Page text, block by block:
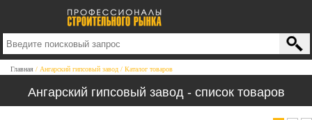
Главная Ангарский гипсовый завод Каталог товаров
Ангарский гипсовый завод - список товаров